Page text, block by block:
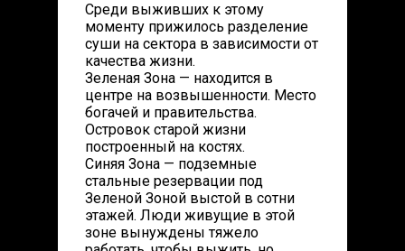
Среди выживших к этому
моменту прижилось разделение
суши на сектора в зависимости от
качества жизни.
Зеленая Зона — находится в
центре на возвышенности. Место
богачей и правительства.
Островок старой жизни
построенный на костях.
Синяя Зона — подземные
стальные резервации под
Зеленой Зоной выстой в сотни
этажей. Люди живущие в этой
зоне вынуждены тяжело